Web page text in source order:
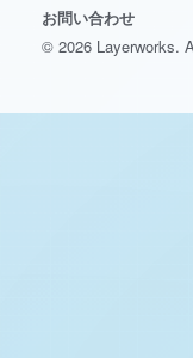
お問い合わせ
© 2026 Layerworks.